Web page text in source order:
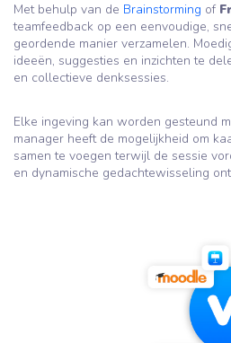
Met behulp van de Brainstorming of
teamfeedback op een eenvoudige,
geordende manier verzamelen.
ideeën, suggesties en inzichten te
en collectieve denksessies.
Elke ingeving kan worden gesteund
manager heeft de mogelijkheid om
samen te voegen terwijl de sessie
en dynamische gedachtewisseling